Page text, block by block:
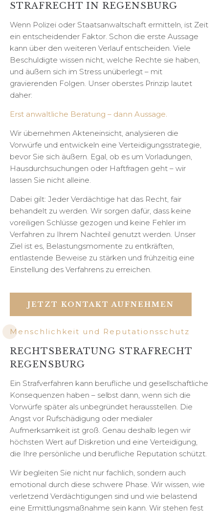
STRAFRECHT IN REGENSBURG
Wenn Polizei oder Staatsanwaltschaft ermitteln, ist Zeit
ein entscheidender Faktor. Schon die erste Aussage
kann über den weiteren Verlauf entscheiden. Viele
Beschuldigte wissen nicht, welche Rechte sie haben,
und äußern sich im Stress unüberlegt – mit
gravierenden Folgen. Unser oberstes Prinzip lautet
daher:
Erst anwaltliche Beratung – dann Aussage.
Wir übernehmen Akteneinsicht, analysieren die
Vorwürfe und entwickeln eine Verteidigungsstrategie,
bevor Sie sich äußern. Egal, ob es um Vorladungen,
Hausdurchsuchungen oder Haftfragen geht – wir
lassen Sie nicht alleine.
Dabei gilt: Jeder Verdächtige hat das Recht, fair
behandelt zu werden. Wir sorgen dafür, dass keine
voreiligen Schlüsse gezogen und keine Fehler im
Verfahren zu Ihrem Nachteil genutzt werden. Unser
Ziel ist es, Belastungsmomente zu entkräften,
entlastende Beweise zu stärken und frühzeitig eine
Einstellung des Verfahrens zu erreichen.
JETZT KONTAKT AUFNEHMEN
Menschlichkeit und Reputationsschutz
RECHTSBERATUNG STRAFRECHT
REGENSBURG
Ein Strafverfahren kann berufliche und gesellschaftliche
Konsequenzen haben – selbst dann, wenn sich die
Vorwürfe später als unbegründet herausstellen. Die
Angst vor Rufschädigung oder medialer
Aufmerksamkeit ist groß. Genau deshalb legen wir
höchsten Wert auf Diskretion und eine Verteidigung,
die Ihre persönliche und berufliche Reputation schützt.
Wir begleiten Sie nicht nur fachlich, sondern auch
emotional durch diese schwere Phase. Wir wissen, wie
verletzend Verdächtigungen sind und wie belastend
eine Ermittlungsmaßnahme sein kann. Wir stehen fest